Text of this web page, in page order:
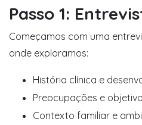
Passo 1:
Começamos com uma
onde exploramos:
História clínica e
Preocupações e
Contexto familiar e